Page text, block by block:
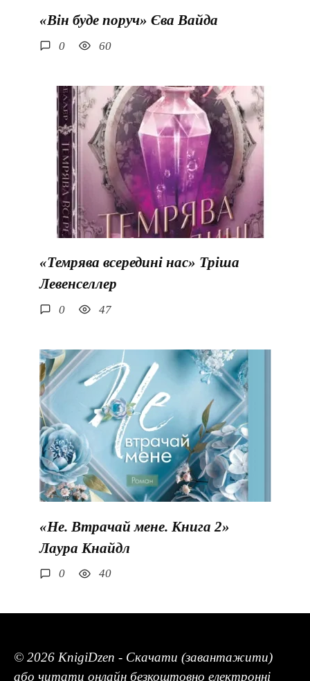
«Він буде поруч» Єва Вайда
0 60
«Темрява всередині нас» Тріша
Левенселлер
0 47
«Не. Втрачай мене. Книга 2»
Лаура Кнайдл
0 40
© 2026 KnigiDzen - Скачати (завантажити)
або читати онлайн безкоштовно електронні